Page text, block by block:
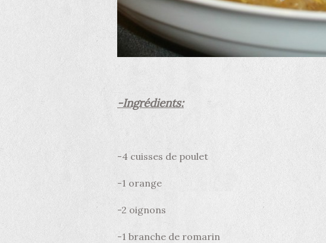
-Ingrédients:
-4 cuisses de poulet
-1 orange
-2 oignons
-1 branche de romarin